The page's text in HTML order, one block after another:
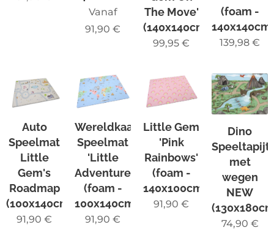
Vanaf
91,90 €
The Move'
(140x140cm)
99,95 €
(foam -
140x140cm)
139,98 €
Auto
Speelmat
Little
Gem's
Roadmap
(100x140cm)
91,90 €
Wereldkaart
Speelmat
'Little
Adventurer'
(foam -
100x140cm)
91,90 €
Little Gem
'Pink
Rainbows'
(foam -
140x100cm)
91,90 €
Dino
Speeltapijt
met
wegen
NEW
74,90 €